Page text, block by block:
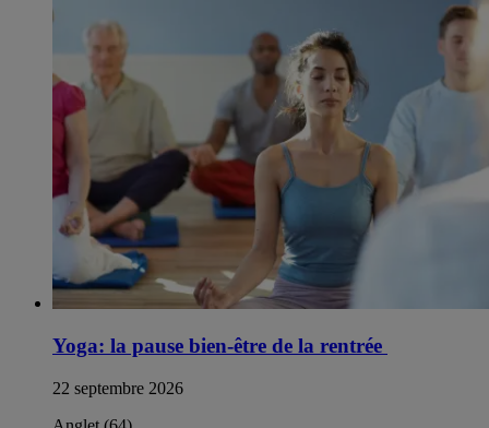
Yoga: la pause bien-être de la rentrée​ ​
22 septembre 2026